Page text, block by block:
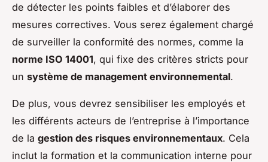
de détecter les points faibles et d’élaborer des
mesures correctives. Vous serez également chargé
de surveiller la conformité des normes, comme la
norme ISO 14001, qui fixe des critères stricts pour
un système de management environnemental.
De plus, vous devrez sensibiliser les employés et
les différents acteurs de l’entreprise à l’importance
de la gestion des risques environnementaux. Cela
inclut la formation et la communication interne pour